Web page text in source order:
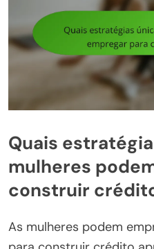
Quais
mulheres
construir
As mulheres podem